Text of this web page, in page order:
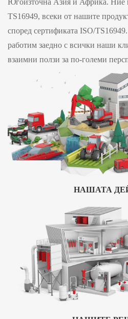
Югоизточна Азия и Африка. Ние
TS16949, всеки от нашите
според сертификата ISO/
работим заедно с всички наши
взаимни ползи за по-големи
НАШАТА